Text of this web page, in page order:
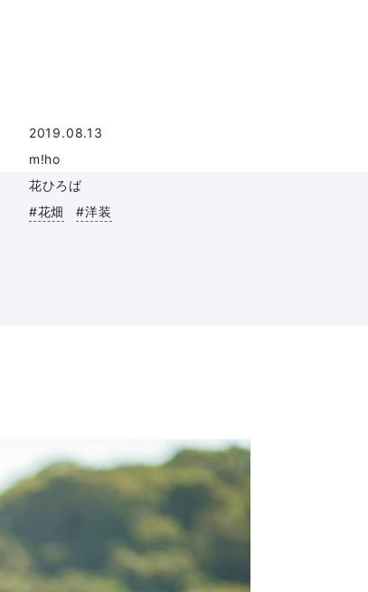
2019.08.13
m!ho
花ひろば
#花畑 #洋装